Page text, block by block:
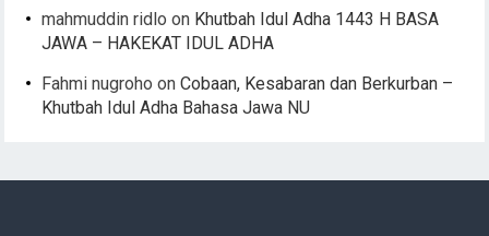
mahmuddin ridlo on Khutbah Idul Adha 1443 H BASA
JAWA – HAKEKAT IDUL ADHA
Fahmi nugroho onCobaan, Kesabaran dan Berkurban –
Khutbah Idul Adha Bahasa Jawa NU